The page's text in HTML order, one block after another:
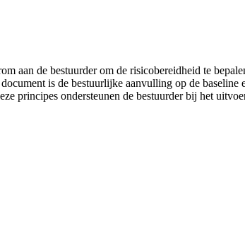
de bestuurder om de risicobereidheid te
is de bestuurlijke aanvulling op de
principes ondersteunen de bestuurder bij het